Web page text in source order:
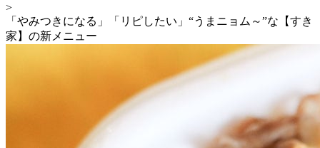
>
「やみつきになる」「リピしたい」“うまニョム～”な【すき
家】の新メニュー